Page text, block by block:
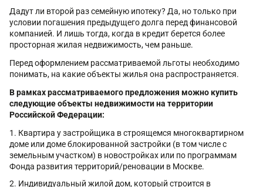
Дадут ли второй раз семейную ипотеку? Да, но только при
условии погашения предыдущего долга перед финансовой
компанией. И лишь тогда, когда в кредит берется более
просторная жилая недвижимость, чем раньше.
Перед оформлением рассматриваемой льготы необходимо
понимать, на какие объекты жилья она распространяется.
В рамках рассматриваемого предложения можно купить
следующие объекты недвижимости на территории
Российской Федерации:
Квартира у застройщика в строящемся многоквартирном
доме или доме блокированной застройки (в том числе с
земельным участком) в новостройках или по программам
Фонда развития территорий/реновации в Москве.
Индивидуальный жилой дом, который строится в